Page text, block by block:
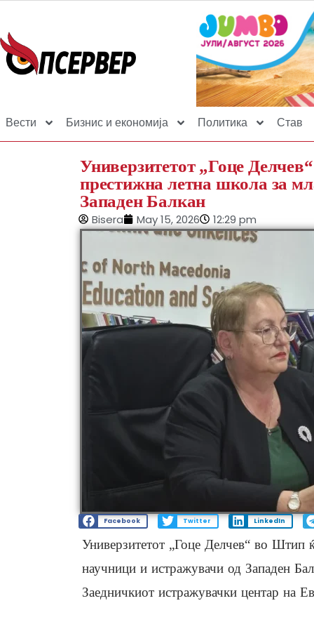
Вести Бизнис и економија Политика Став
Универзитетот „Гоце
престижна летна школа за
Западен Балкан
Bisera May 15, 2026 12:29 pm
Facebook Twitter LinkedIn
Универзитетот „Гоце Делчев“ во Штип
научници и истражувачи од Западен
Заедничкиот истражувачки центар на